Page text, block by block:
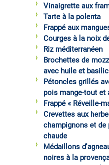
Vinaigrette aux
Tarte à la polenta
Frappé aux
Courges à la noix
Riz méditerranéen
Brochettes de
avec huile et basilic
Pétoncles grillés
pois mange-tout et
Frappé « Réveille-
Crevettes aux
champignons et de
chaude
Médaillons
noires à la